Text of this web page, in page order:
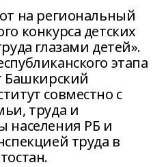
на региональный
конкурса детских
глазами детей».
этапа
Башкирский
совместно с
труда и
населения РБ и
труда в